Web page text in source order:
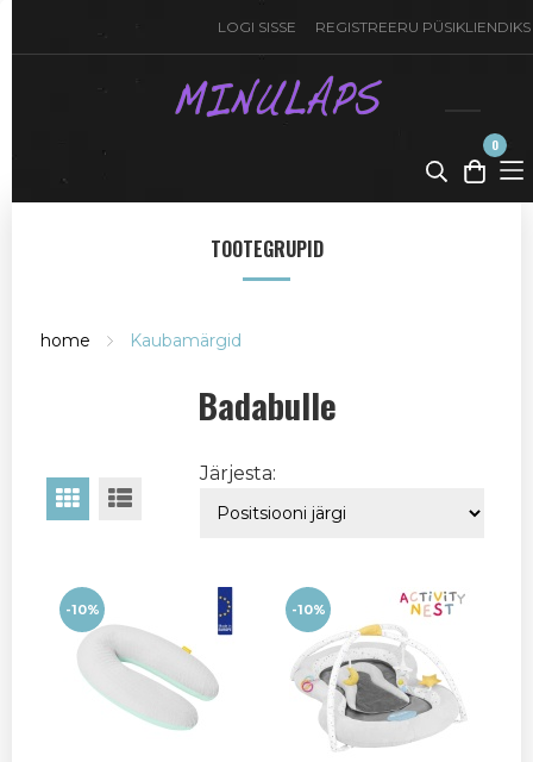
LOGI SISSE REGISTREERU PÜSIKLIENDIKS
0
toode(t)
TOOTEGRUPID
home Kaubamärgid
Badabulle
Järjesta:
-10% -10%